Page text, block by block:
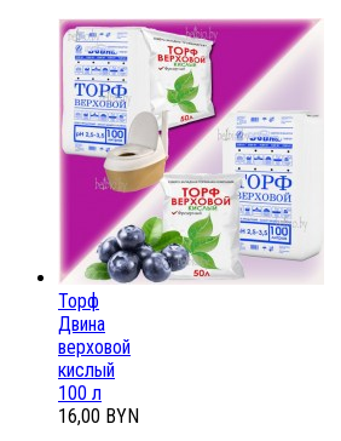
Торф
Двина
верховой
кислый
100 л
16,00 BYN